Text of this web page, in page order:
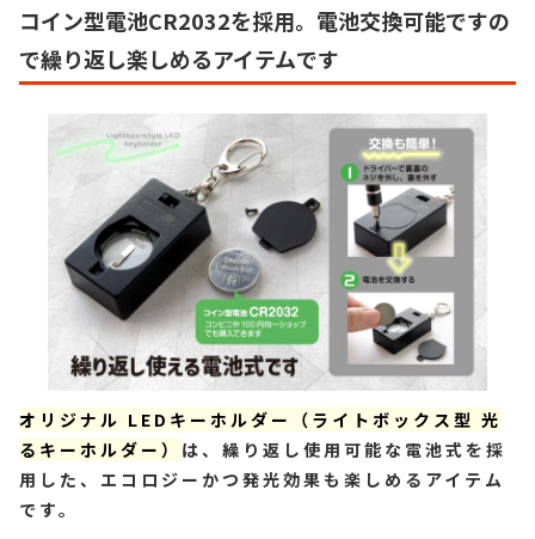
コイン型電池CR2032を採用。電池交換可能ですの
で繰り返し楽しめるアイテムです
オリジナル LEDキーホルダー（ライトボックス型 光
るキーホルダー） は、繰り返し使用可能な電池式を採
用した、エコロジーかつ発光効果も楽しめるアイテム
です。